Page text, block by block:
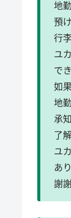
地
預
行
ユ
で
如
地
承
了
ユ
あ
謝